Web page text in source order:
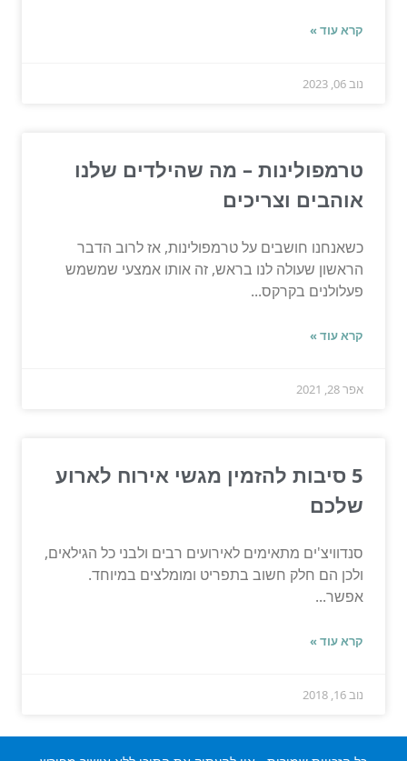
קרא עוד »
נוב 06, 2023
טרמפולינות – מה שהילדים שלנו
אוהבים וצריכים
כשאנחנו חושבים על טרמפולינות, אז לרוב הדבר
הראשון שעולה לנו בראש, זה אותו אמצעי שמשמש
פעלולנים בקרקס...
קרא עוד »
אפר 28, 2021
5 סיבות להזמין מגשי אירוח לארוע
שלכם
סנדוויצ'ים מתאימים לאירועים רבים ולבני כל הגילאים,
ולכן הם חלק חשוב בתפריט ומומלצים במיוחד.
אפשר...
קרא עוד »
נוב 16, 2018